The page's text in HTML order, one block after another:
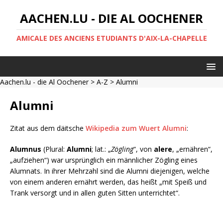
AACHEN.LU - DIE AL OOCHENER
AMICALE DES ANCIENS ETUDIANTS D'AIX-LA-CHAPELLE
Aachen.lu - die Al Oochener> A-Z > Alumni
Alumni
Zitat aus dem däitsche Wikipedia zum Wuert Alumni:
Alumnus (Plural: Alumni; lat.: „Zögling“, von alere, „ernähren“,
„aufziehen“) war ursprünglich ein männlicher Zögling eines
Alumnats. In ihrer Mehrzahl sind die Alumni diejenigen, welche
von einem anderen ernährt werden, das heißt „mit Speiß und
Trank versorgt und in allen guten Sitten unterrichtet“.